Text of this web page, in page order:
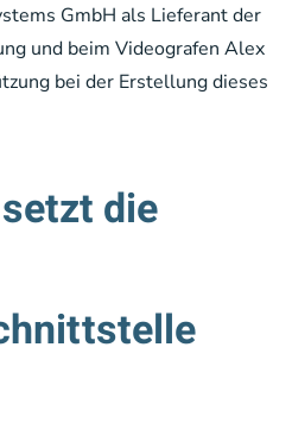
GmbH als Lieferant der
und beim Videografen Alex
bei der Erstellung dieses
die